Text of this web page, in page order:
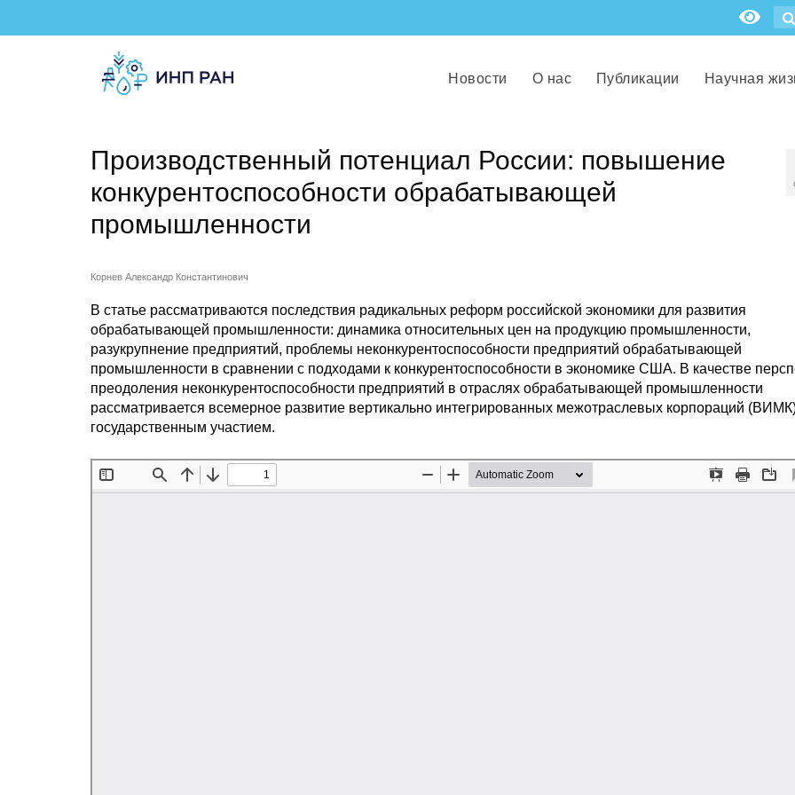
Новости О нас Публикации Научная
Производственный потенциал России: повышение
конкурентоспособности обрабатывающей
промышленности
Корнев Александр Константинович
В статье рассматриваются последствия радикальных реформ российской экономики для развития
обрабатывающей промышленности: динамика относительных цен на продукцию промышленности,
разукрупнение предприятий, проблемы неконкурентоспособности предприятий обрабатывающей
промышленности в сравнении с подходами к конкурентоспособности в экономике США. В качестве
преодоления неконкурентоспособности предприятий в отраслях обрабатывающей промышленности
рассматривается всемерное развитие вертикально интегрированных межотраслевых корпораций
государственным участием.